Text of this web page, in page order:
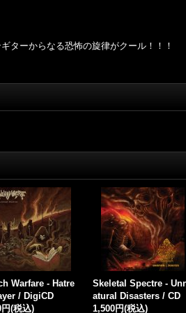
ターからなる恐怖の旋律がクール！！！
- Fjolkyngi / D
(税込)
Grudom - Troldviser I
Granskygge / CD
1,800円(税込)